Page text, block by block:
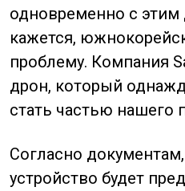
одновременно с этим
кажется,
проблему. Компания
дрон, который
стать частью нашего
Согласно
устройство будет